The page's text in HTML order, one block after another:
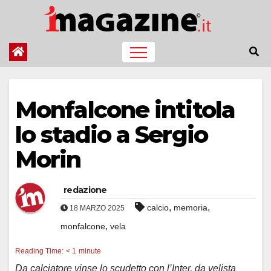
contenuto
Monfalcone intitola
lo stadio a Sergio
Morin
redazione
18 MARZO 2025 calcio, memoria,
monfalcone, vela
Reading Time: < 1 minute
Da calciatore vinse lo scudetto con l’Inter, da velista